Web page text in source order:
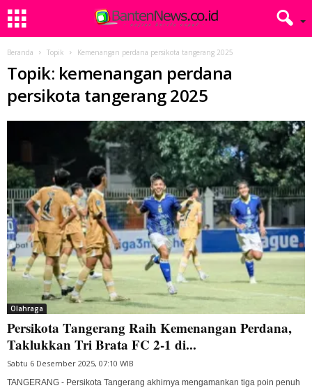
Beranda Topik Kemenangan perdana persikota tangerang 2025
Topik: kemenangan perdana
persikota tangerang 2025
Olahraga
Persikota Tangerang Raih Kemenangan Perdana,
Taklukkan Tri Brata FC 2-1 di...
Sabtu 6 Desember 2025, 07:10 WIB
TANGERANG - Persikota Tangerang akhirnya mengamankan tiga poin penuh